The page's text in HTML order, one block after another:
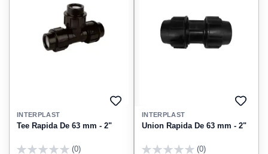
AGREGAR
FAVORITOS
INTERPLAST
Tee Rapida De 63 mm - 2"
(0)
INTERPLAST
Union Rapida De 63 mm - 2"
(0)